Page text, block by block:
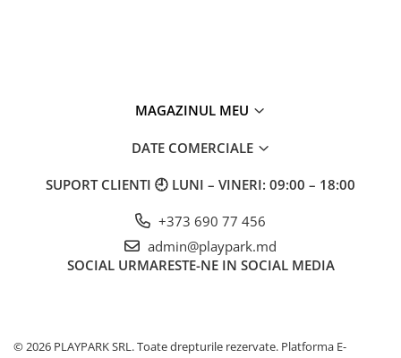
MAGAZINUL MEU
DATE COMERCIALE
SUPORT CLIENTI 🕘 LUNI – VINERI: 09:00 – 18:00
+373 690 77 456
admin@playpark.md
SOCIAL URMARESTE-NE IN SOCIAL MEDIA
© 2026 PLAYPARK SRL. Toate drepturile rezervate. Platforma E-